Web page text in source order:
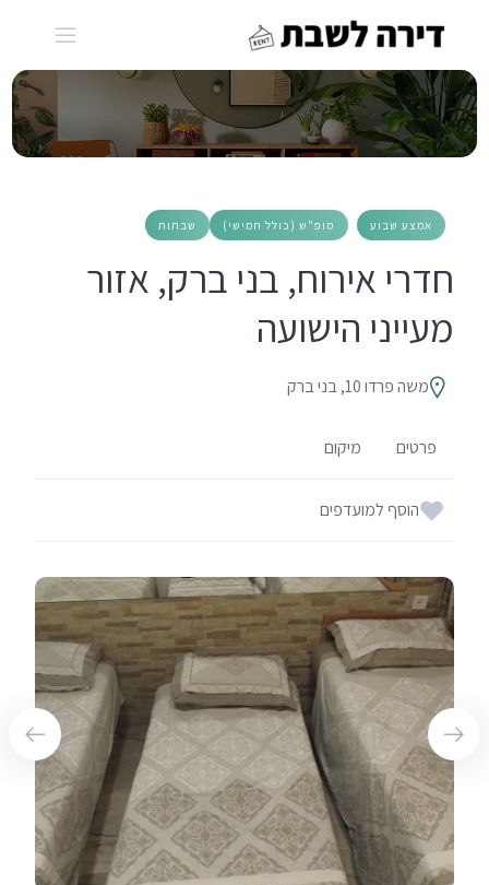
אמצע שבוע סופ"ש (כולל חמישי) שבתות
חדרי אירוח, בני ברק, אזור
מעייני הישועה
משה פרדו 10, בני ברק
פרטים מיקום
הוסף למועדפים